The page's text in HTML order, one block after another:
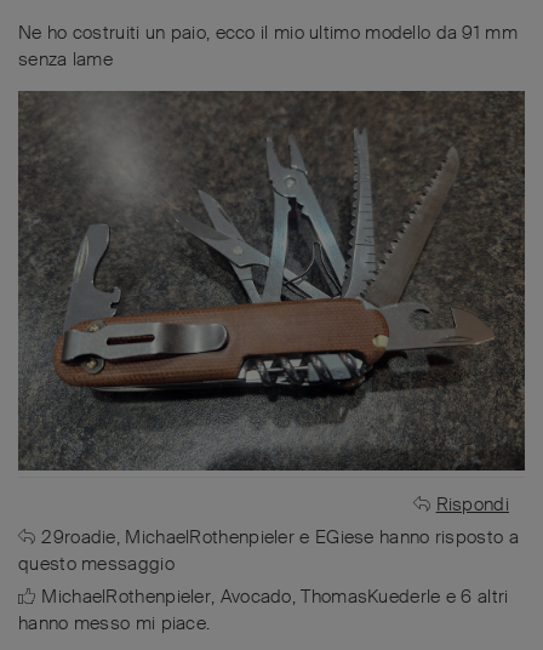
Ne ho costruiti un paio, ecco il mio ultimo modello da 91 mm
senza lame
Rispondi
29roadie, MichaelRothenpieler e EGiese hanno risposto a
questo messaggio
MichaelRothenpieler, Avocado,ThomasKuederle e6 altri
hanno messo mi piace.